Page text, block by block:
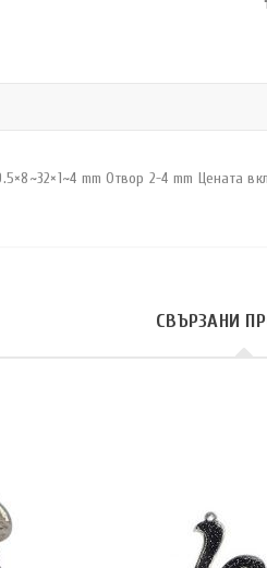
mm Отвор 2-4 mm Цената
СВЪРЗАНИ